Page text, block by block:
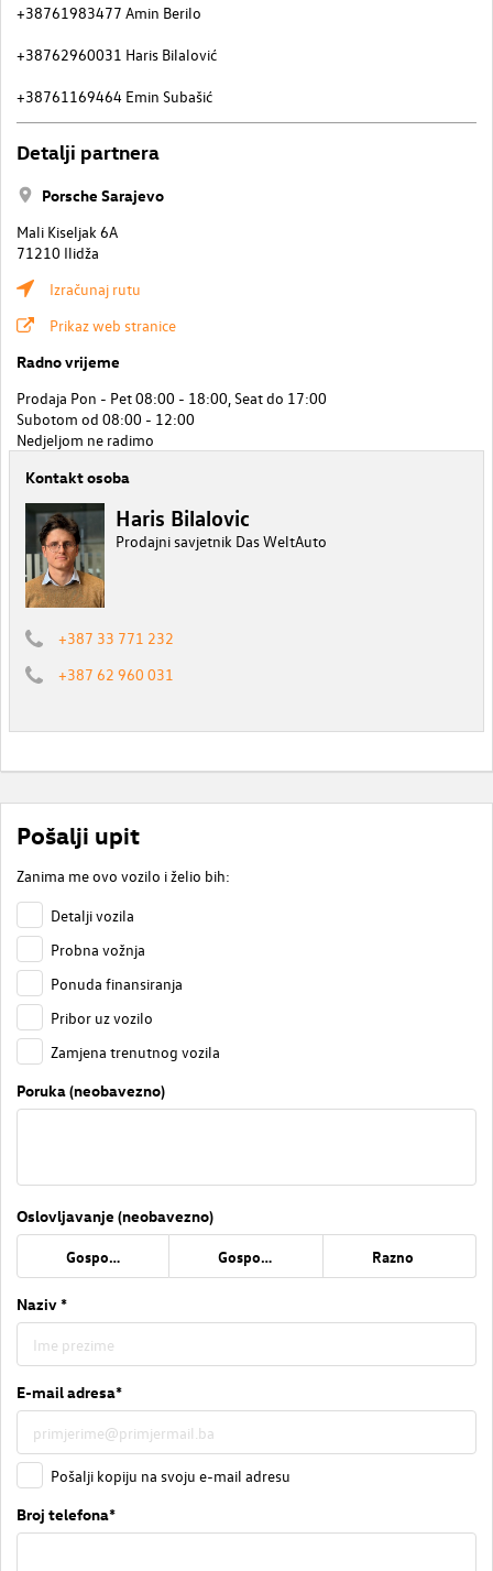
+38761983477 Amin Berilo
+38762960031 Haris Bilalović
+38761169464 Emin Subašić
Detalji partnera
Porsche Sarajevo
Mali Kiseljak 6A
71210 Ilidža
Izračunaj rutu
Prikaz web stranice
Radno vrijeme
Prodaja Pon - Pet 08:00 - 18:00, Seat do 17:00
Subotom od 08:00 - 12:00
Nedjeljom ne radimo
Kontakt osoba
Haris Bilalovic
Prodajni savjetnik Das WeltAuto
+387 33 771 232
+387 62 960 031
Pošalji upit
Zanima me ovo vozilo i želio bih:
Detalji vozila
Probna vožnja
Ponuda finansiranja
Pribor uz vozilo
Zamjena trenutnog vozila
Poruka (neobavezno)
Oslovljavanje (neobavezno)
Gospođa Gospodin Razno
Naziv *
E-mail adresa*
Pošalji kopiju na svoju e-mail adresu
Broj telefona*